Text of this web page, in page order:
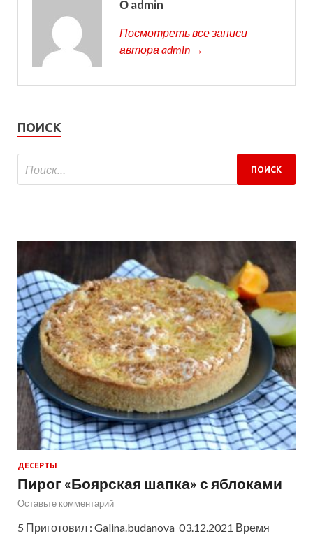
О admin
Посмотреть все записи
автора admin →
ПОИСК
ДЕСЕРТЫ
Пирог «Боярская шапка» с яблоками
Оставьте комментарий
5 Приготовил : Galina.budanova 03.12.2021 Время